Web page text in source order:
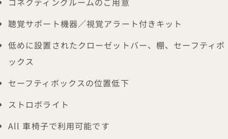
聴覚サポート機器／視覚アラート付きキット
低めに設置されたクローゼットバー、棚、セーフティボ
ックス
セーフティボックスの位置低下
ストロボライト
All 車椅子で利用可能です